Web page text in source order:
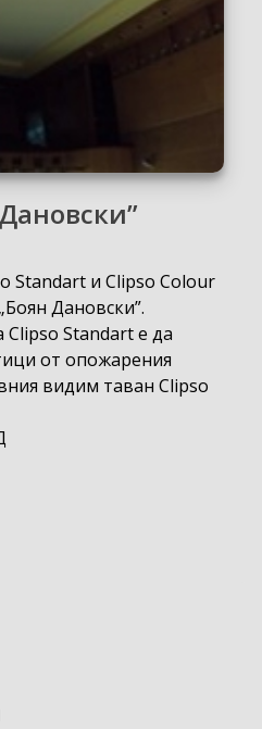
Standart и Clipso Colour
Дановски”.
Standart е да
от опожарения
видим таван Clipso